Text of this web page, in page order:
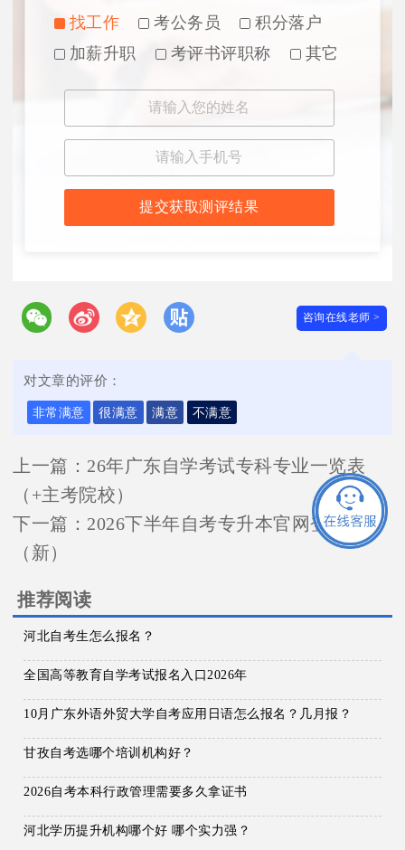
找工作 考公务员
积分落户
加薪升职
考评书评职称 其它
提交获取测评结果
咨询在线老师 >
对文章的评价：
非常满意 很满意 满意 不满意
上一篇： 26年广东自学考试专科专业一览表
（+主考院校）
下一篇： 2026下半年自考专升本官网登录入口
（新）
推荐阅读
河北自考生怎么报名？
全国高等教育自学考试报名入口2026年
10月广东外语外贸大学自考应用日语怎么报名？几月报？
甘孜自考选哪个培训机构好？
2026自考本科行政管理需要多久拿证书
河北学历提升机构哪个好 哪个实力强？